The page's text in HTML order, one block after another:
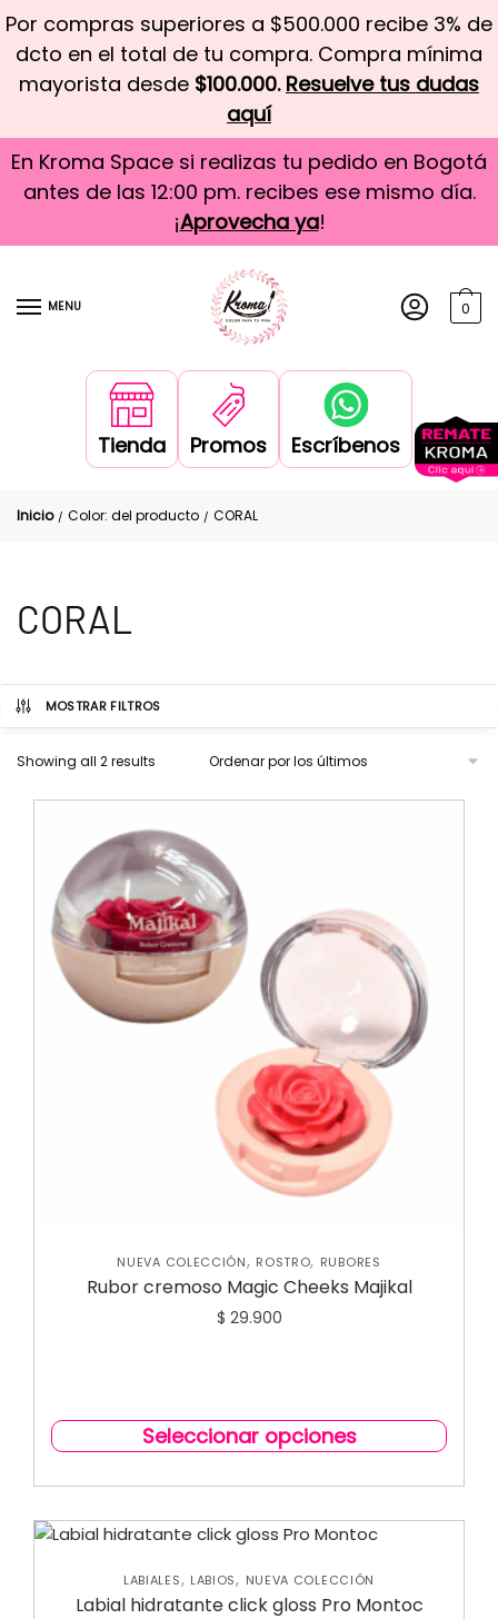
Por compras superiores a $500.000 recibe 3% de
dcto en el total de tu compra. Compra mínima
mayorista desde $100.000. Resuelve tus dudas
aquí
En Kroma Space si realizas tu pedido en Bogotá
antes de las 12:00 pm. recibes ese mismo día.
¡Aprovecha ya!
MENU 0
Tienda Promos Escríbenos
Inicio / Color: del producto / CORAL
CORAL
MOSTRAR FILTROS
Showing all 2 results
NUEVA COLECCIÓN, ROSTRO, RUBORES
Rubor cremoso Magic Cheeks Majikal
$ 29.900
Seleccionar opciones
LABIALES, LABIOS, NUEVA COLECCIÓN
Labial hidratante click gloss Pro Montoc